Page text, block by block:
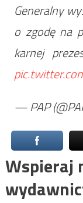
Generalny
o zgodę na
karnej
— PAP
Wspieraj